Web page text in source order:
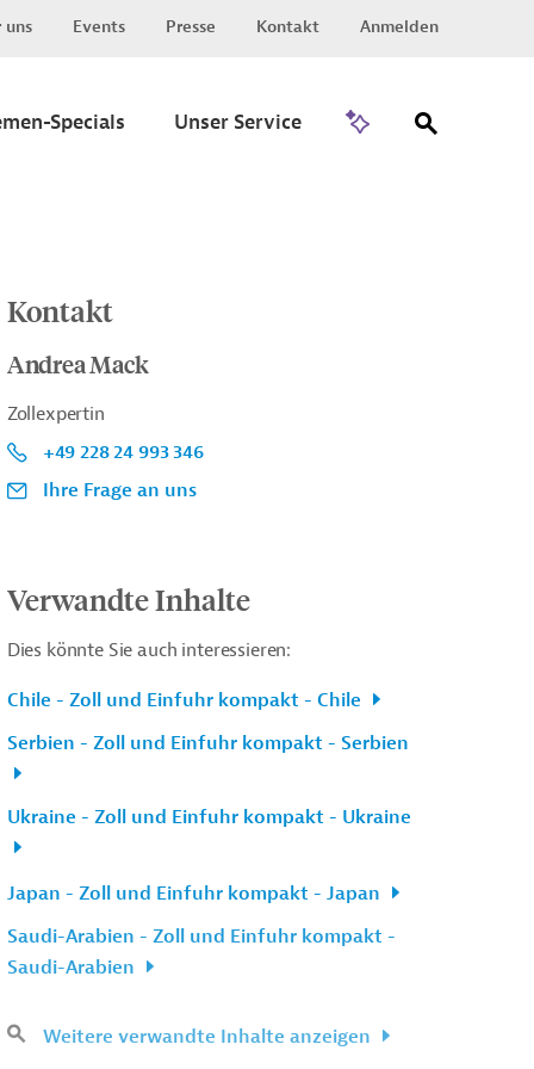
uns Events Presse Kontakt Anmelden
Specials Unser Service
Kontakt
Andrea Mack
Zollexpertin
+49 228 24 993 346
Ihre Frage an uns
Verwandte Inhalte
Dies könnte Sie auch interessieren:
Chile - Zoll und Einfuhr kompakt - Chile
Serbien - Zoll und Einfuhr kompakt - Serbien
Ukraine - Zoll und Einfuhr kompakt - Ukraine
Japan - Zoll und Einfuhr kompakt - Japan
Saudi-Arabien - Zoll und Einfuhr kompakt -
Saudi-Arabien
Weitere verwandte Inhalte anzeigen